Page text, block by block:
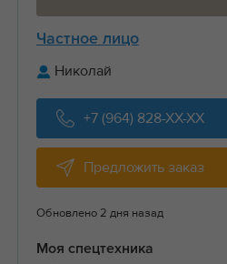
Частное лицо
Николай
+7 (964) 828-XX-XX
Предложить заказ
Обновлено 2 дня назад
Моя спецтехника